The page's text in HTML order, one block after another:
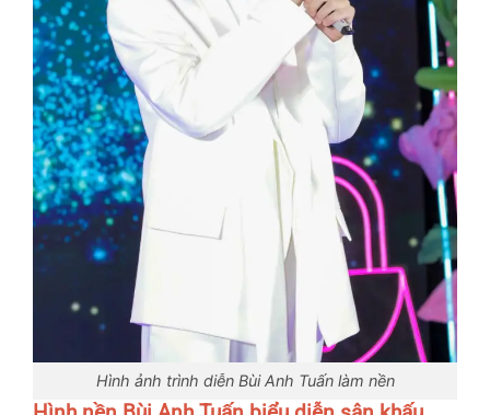
Hình ảnh trình diễn Bùi Anh Tuấn làm nền